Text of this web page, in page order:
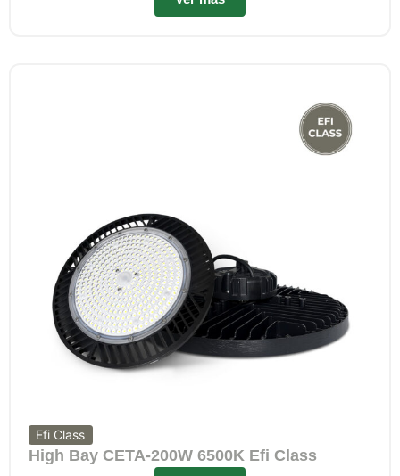
Efi Class
High Bay CETA-200W 6500K Efi Class